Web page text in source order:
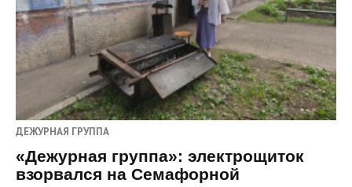
ДЕЖУРНАЯ ГРУППА
«Дежурная группа»: электрощиток
взорвался на Семафорной